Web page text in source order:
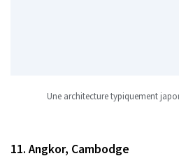
Une architecture typiquement
11. Angkor, Cambodge